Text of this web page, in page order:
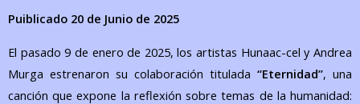
Puiblicado 20 de Junio de 2025
El pasado 9 de enero de 2025, los artistas Hunaac-cel y Andrea
Murga estrenaron su colaboración titulada “Eternidad”, una
canción que expone la reflexión sobre temas de la humanidad: